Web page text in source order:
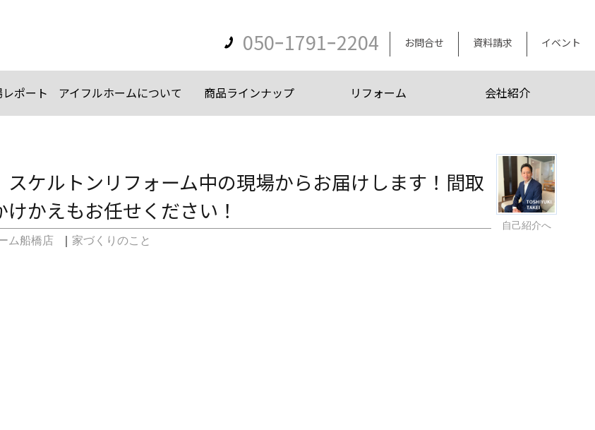
050ｰ1791ｰ2204 お問合せ 資料請求 イベント
ポート アイフルホームについて 商品ラインナップ リフォーム 会社紹介
自己紹介へ
スケルトンリフォーム中の現場からお届けします！間取
かえもお任せください！
ム船橋店 家づくりのこと